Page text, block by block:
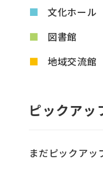
文化ホール
図書館
地域交流館
ピックアッ
まだピックアッ